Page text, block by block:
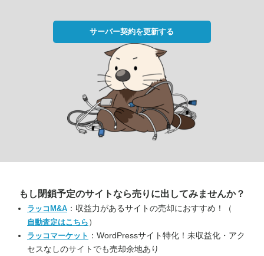
サーバー契約を更新する
もし閉鎖予定のサイトなら売りに出してみませんか？
ラッコM&A ：収益力があるサイトの売却におすすめ！（
自動査定はこちら ）
ラッコマーケット ：WordPressサイト特化！未収益化・アク
セスなしのサイトでも売却余地あり